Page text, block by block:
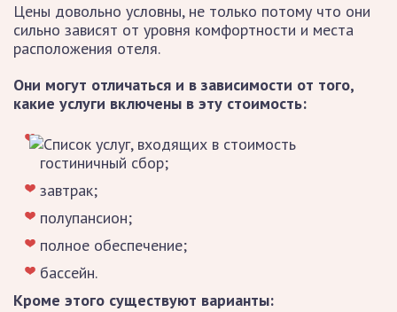
Цены довольно условны, не только потому что они
сильно зависят от уровня комфортности и места
расположения отеля.
Они могут отличаться и в зависимости от того,
какие услуги включены в эту стоимость:
гостиничный сбор;
завтрак;
полупансион;
полное обеспечение;
бассейн.
Кроме этого существуют варианты: